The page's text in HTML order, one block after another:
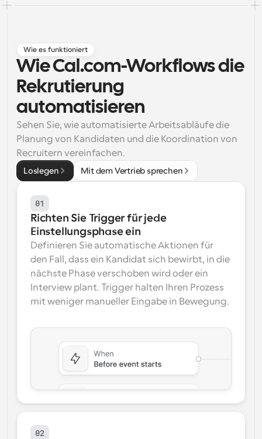
Supercharged Planung mit KI-gestützten Anrufen
Blog
Bleiben Sie auf dem Laufenden über die neuesten
Nachrichten und Updates.
Sofortige Besprechungen
Treffen Sie sich in wenigen Minuten mit Kunden
Dynamische Gruppenlinks
Nahtlos Meetings mit mehreren Personen buchen
Webhooks
Erhalten Sie eine Benachrichtigung, wenn etwas
passiert
Wie es funktioniert
Wie Cal.com-Workflows die
Rekrutierung
automatisieren
Sehen Sie, wie automatisierte Arbeitsabläufe die
Planung von Kandidaten und die Koordination von
Recruitern vereinfachen.
Loslegen Mit dem Vertrieb sprechen
01
Richten Sie Trigger für jede
Einstellungsphase ein
Definieren Sie automatische Aktionen für
den Fall, dass ein Kandidat sich bewirbt, in die
nächste Phase verschoben wird oder ein
Interview plant. Trigger halten Ihren Prozess
mit weniger manueller Eingabe in Bewegung.
02